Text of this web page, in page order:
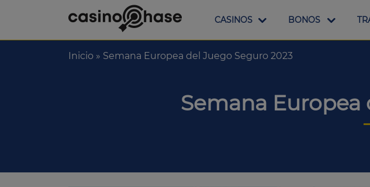
CASINOS BONOS
Inicio » Semana Europea del Juego Seguro 2023
Semana Europea